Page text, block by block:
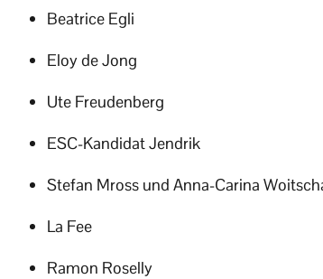
Beatrice Egli
Eloy de Jong
Ute Freudenberg
ESC-Kandidat Jendrik
Stefan Mross und Anna-Carina
La Fee
Ramon Roselly